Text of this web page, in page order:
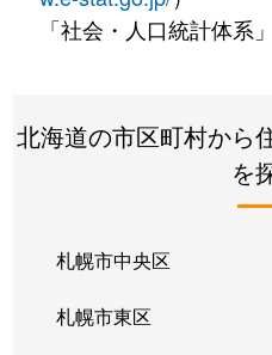
「社会・人口統計体系
北海道の市区町村から
を
札幌市中央区
札幌市東区